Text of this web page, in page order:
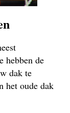
hebben de
dak te
het oude dak